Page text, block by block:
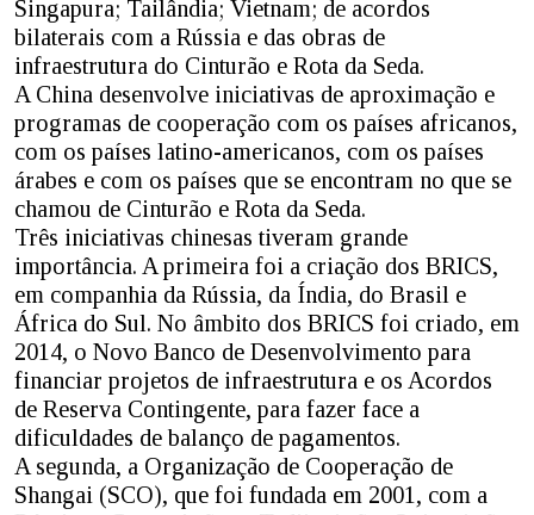
Singapura; Tailândia; Vietnam; de acordos
bilaterais com a Rússia e das obras de
infraestrutura do Cinturão e Rota da Seda.
A China desenvolve iniciativas de aproximação e
programas de cooperação com os países africanos,
com os países latino-americanos, com os países
árabes e com os países que se encontram no que se
chamou de Cinturão e Rota da Seda.
Três iniciativas chinesas tiveram grande
importância. A primeira foi a criação dos BRICS,
em companhia da Rússia, da Índia, do Brasil e
África do Sul. No âmbito dos BRICS foi criado, em
2014, o Novo Banco de Desenvolvimento para
financiar projetos de infraestrutura e os Acordos
de Reserva Contingente, para fazer face a
dificuldades de balanço de pagamentos.
A segunda, a Organização de Cooperação de
Shangai (SCO), que foi fundada em 2001, com a